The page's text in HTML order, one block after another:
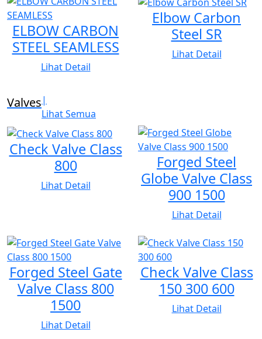
021-22495888
HP/WhatsApp:
0812-7863-3163 — Juan
ELBOW CARBON
STEEL SEAMLESS
Lihat Detail
Elbow Carbon
Steel SR
Lihat Detail
Valves|
Lihat Semua
Check Valve Class
800
Lihat Detail
Forged Steel
Globe Valve Class
900 1500
Lihat Detail
Forged Steel Gate
Valve Class 800
1500
Lihat Detail
Check Valve Class
150 300 600
Lihat Detail